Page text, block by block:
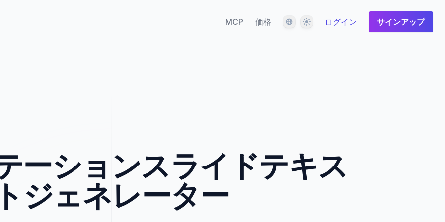
MCP 価格 言語 テーマ ログイン サインアップ
ーションスライドテキス
ジェネレーター